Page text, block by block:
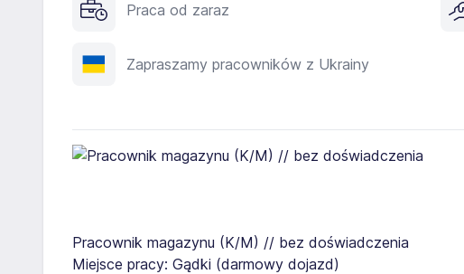
Praca od zaraz
Zapraszamy pracowników z Ukrainy
Pracownik magazynu (K/M) // bez doświadczenia
Miejsce pracy: Gądki (darmowy dojazd)